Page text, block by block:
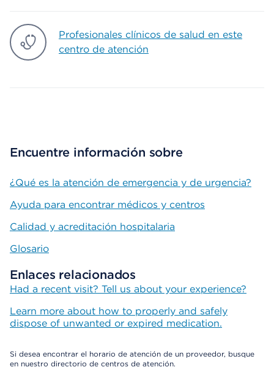
Profesionales clínicos de salud en este
centro de atención
Encuentre información sobre
¿Qué es la atención de emergencia y de urgencia?
Ayuda para encontrar médicos y centros
Calidad y acreditación hospitalaria
Glosario
Enlaces relacionados
Had a recent visit? Tell us about your experience?
Learn more about how to properly and safely
dispose of unwanted or expired medication.
Si desea encontrar el horario de atención de un proveedor, busque
en nuestro directorio de centros de atención.